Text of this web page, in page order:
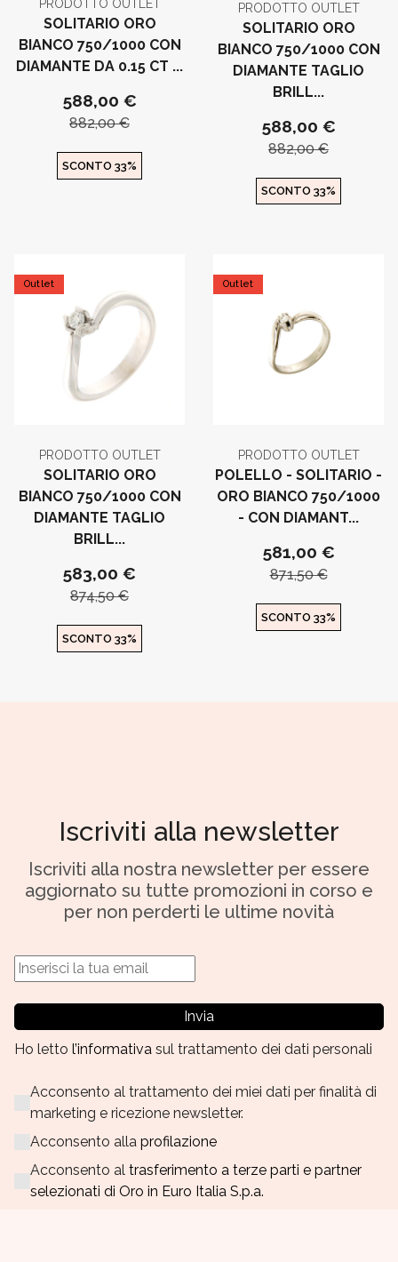
PRODOTTO OUTLET
SOLITARIO ORO
BIANCO 750/1000 CON
DIAMANTE DA 0.15 CT ...
588,00 €
882,00 €
SCONTO 33%
PRODOTTO OUTLET
SOLITARIO ORO
BIANCO 750/1000 CON
DIAMANTE TAGLIO
BRILL...
588,00 €
882,00 €
SCONTO 33%
Outlet
PRODOTTO OUTLET
SOLITARIO ORO
BIANCO 750/1000 CON
DIAMANTE TAGLIO
BRILL...
583,00 €
874,50 €
SCONTO 33%
Outlet
PRODOTTO OUTLET
POLELLO - SOLITARIO -
ORO BIANCO 750/1000
- CON DIAMANT...
581,00 €
871,50 €
SCONTO 33%
Iscriviti alla newsletter
Iscriviti alla nostra newsletter per essere
aggiornato su tutte promozioni in corso e
per non perderti le ultime novità
Invia
Ho letto l’informativa sul trattamento dei dati personali
Acconsento al trattamento dei miei dati per finalità di
marketing e ricezione newsletter.
Acconsento alla profilazione
Acconsento al trasferimento a terze parti e partner
selezionati di Oro in Euro Italia S.p.a.